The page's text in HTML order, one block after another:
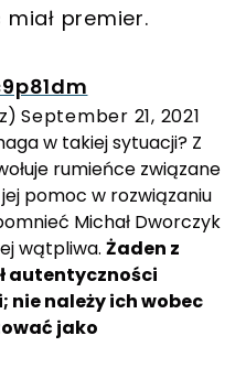
premier.
September 21, 2021
w takiej sytuacji? Z
rumieńce związane
pomoc w rozwiązaniu
Michał Dworczyk
wątpliwa. Żaden z
autentyczności
nie należy ich wobec
jako